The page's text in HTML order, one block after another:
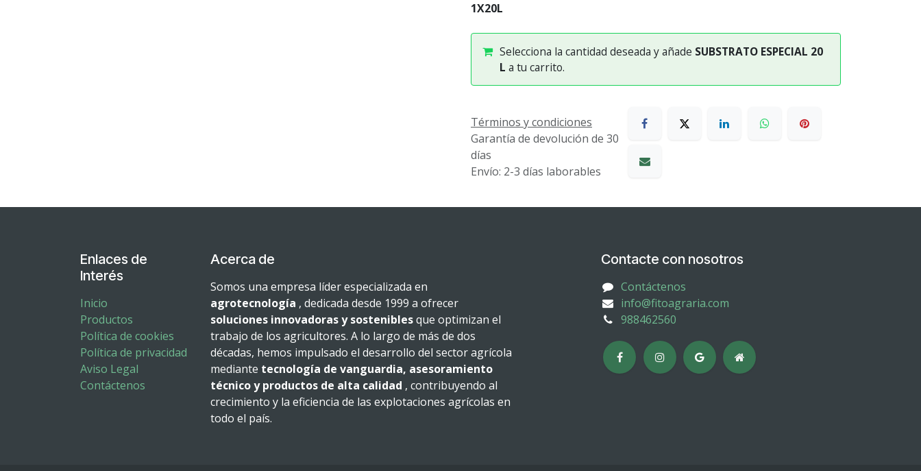
1X20L
Selecciona la cantidad deseada y añade SUBSTRATO ESPECIAL 20
L a tu carrito.
Términos y condiciones
Garantía de devolución de 30
días
Envío: 2-3 días laborables
Enlaces de
Interés
Inicio
Productos
Política de cookies
Política de privacidad
Aviso Legal
Contáctenos
Acerca de
Somos una empresa líder especializada en
agrotecnología , dedicada desde 1999 a ofrecer
soluciones innovadoras y sosteniblesque optimizan el
trabajo de los agricultores. A lo largo de más de dos
décadas, hemos impulsado el desarrollo del sector agrícola
mediante tecnología de vanguardia, asesoramiento
técnico y productos de alta calidad , contribuyendo al
crecimiento y la eficiencia de las explotaciones agrícolas en
todo el país.
Contacte con nosotros
Contáctenos
info@fitoagraria.com
988462560